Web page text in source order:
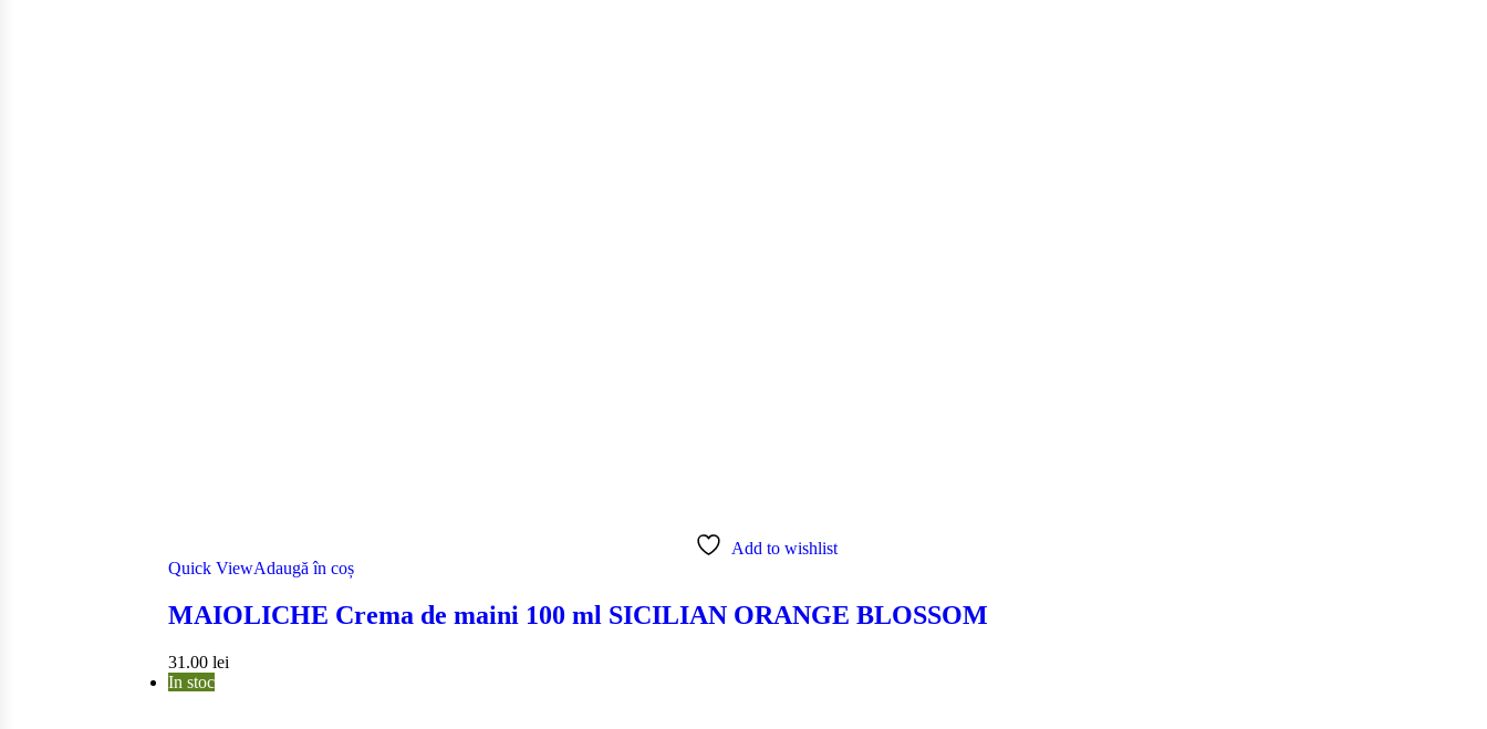
Add to wishlist
Quick ViewAdaugă în coș
MAIOLICHE Crema de maini 100 ml SICILIAN ORANGE BLOSSOM
31.00 lei
In stoc